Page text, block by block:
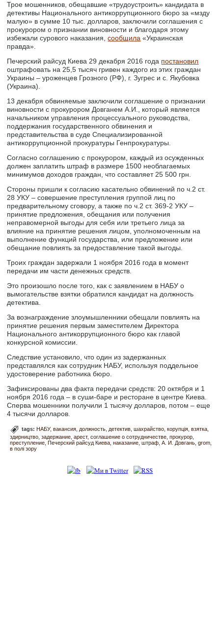
Трое мошенников, обещавшие «трудоустроить» кандидата в
детективы Национального антикоррупционного бюро за «мзду
малую» в сумме 10 тыс. долларов, заключили соглашения с
прокурором о признании виновности и благодаря этому
избежали сурового наказания,сообщила «Украинская
правда».
Печерский райсуд Киева 29 декабря 2016 года постановил
оштрафовать на 25,5 тысяч гривен каждого из этих граждан
Украины – уроженцев Грозного (РФ), г. Зугрес и с. Якубовка
(Украина).
13 декабря обвиняемые заключили соглашение о признании
виновности с прокурором Довганем А.И., который является
начальником управления процессуального руководства,
поддержания государственного обвинения и
представительства в суде Специализированной
антикоррупционной прокуратуры Генпрокуратуры.
Согласно соглашению с прокурором, каждый из осужденных
должен заплатить штраф в размере 1500 необлагаемых
минимумов доходов граждан, что составляет 25 500 грн.
Стороны пришли к согласию касательно обвинений по ч.2 ст.
28 УКУ – совершение преступления группой лиц по
предварительному сговору, а также по ч.2 ст. 369-2 УКУ –
принятие предложения, обещания или получения
неправомерной выгоды для себя или третьего лица за
влияние на принятие решения лицом, уполномоченным на
выполнение функций государства, или предложение или
обещание повлиять за предоставление такой выгоды.
Троих граждан задержали 1 ноября 2016 года в момент
передачи им части денежных средств.
Это произошло после того, как с заявлением в НАБУ о
вымогательстве взятки обратился кандидат на должность
детектива.
За вознаграждение злоумышленники обещали повлиять на
принятие решения первым заместителем Директора
Национального антикоррупционного бюро как главой
конкурсной комиссии.
Следствие установило, что один из задержанных
представлялся как сотрудник НАБУ, используя поддельное
удостоверение работника бюро.
Зафиксированы два факта передачи средств: 20 октября и 1
ноября 2016 года – в суши-баре и ресторане в центре Киева.
Сперва мошенники получили 1 тысячу долларов, потом – еще
4 тысячи долларов.
tags: НАБУ вакансия должность детектив шахрайство корупція взятка
здирництво задержание арест соглашение о сотрудничестве прокурор
преступление
Печерский райсуд Киева наказание штраф А. И. Довгань grom
в полі зору